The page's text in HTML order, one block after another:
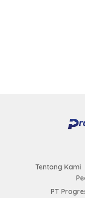
Tentang Kami
PT